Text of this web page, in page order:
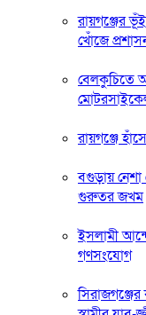
রায়গঞ্জের
খোঁজে
বেলকুচিতে
রায়গঞ্জে
বগুড়ায় নেশা
গুরুতর জখম
ইসলামী
গণসংযোগ